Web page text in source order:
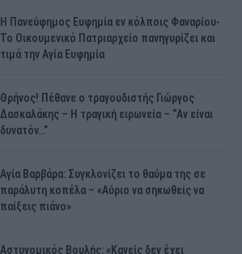
H Πανεύφημος Ευφημία εν κόλποις Φαναρίου-
Το Οικουμενικό Πατριαρχείο πανηγυρίζει και
τιμά την Αγία Ευφημία
Θρήνος! Πέθανε ο τραγουδιστής Γιώργος
Δασκαλάκης – Η τραγική ειρωνεία – “Αν είναι
δυνατόν…”
Αγία Βαρβάρα: Συγκλονίζει το θαύμα της σε
παράλυτη κοπέλα – «Αύριο να σηκωθείς να
παίξεις πιάνο»
Αστυνομικός Bουλής: «Κανείς δεν έχει